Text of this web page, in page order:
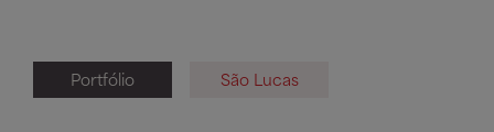
Portfólio São Lucas